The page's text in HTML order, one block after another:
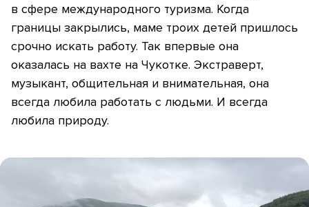
в сфере международного туризма. Когда
границы закрылись, маме троих детей пришлось
срочно искать работу. Так впервые она
оказалась на вахте на Чукотке. Экстраверт,
музыкант, общительная и внимательная, она
всегда любила работать с людьми. И всегда
любила природу.